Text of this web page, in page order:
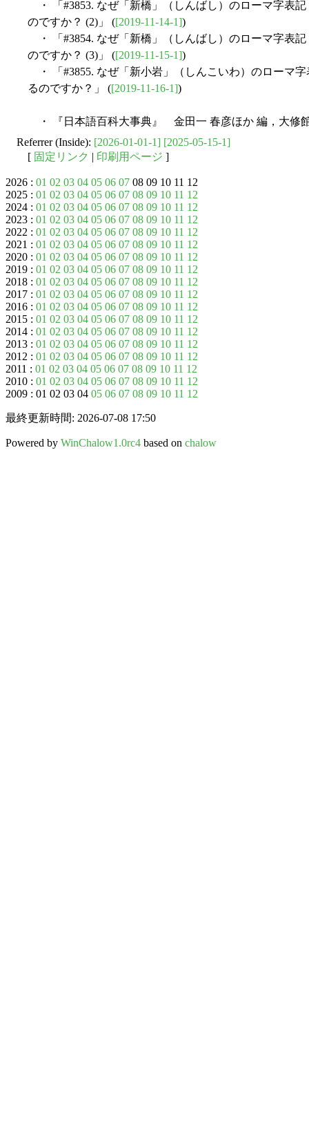
・ 「#3853. なぜ「新橋」（しんばし）のローマ字表記
のですか？ (2)」 ([2019-11-14-1])
・ 「#3854. なぜ「新橋」（しんばし）のローマ字表記
のですか？ (3)」 ([2019-11-15-1])
・ 「#3855. なぜ「新小岩」（しんこいわ）のローマ
るのですか？」 ([2019-11-16-1])
・ 『日本語百科大事典』 金田一 春彦ほか 編，大修
Referrer (Inside): [2026-01-01-1] [2025-05-15-1]
[ 固定リンク | 印刷用ページ ]
2026 : 01 02 03 04 05 06 07 08 09 10 11 12
2025 : 01 02 03 04 05 06 07 08 09 10 11 12
2024 : 01 02 03 04 05 06 07 08 09 10 11 12
2023 : 01 02 03 04 05 06 07 08 09 10 11 12
2022 : 01 02 03 04 05 06 07 08 09 10 11 12
2021 : 01 02 03 04 05 06 07 08 09 10 11 12
2020 : 01 02 03 04 05 06 07 08 09 10 11 12
2019 : 01 02 03 04 05 06 07 08 09 10 11 12
2018 : 01 02 03 04 05 06 07 08 09 10 11 12
2017 : 01 02 03 04 05 06 07 08 09 10 11 12
2016 : 01 02 03 04 05 06 07 08 09 10 11 12
2015 : 01 02 03 04 05 06 07 08 09 10 11 12
2014 : 01 02 03 04 05 06 07 08 09 10 11 12
2013 : 01 02 03 04 05 06 07 08 09 10 11 12
2012 : 01 02 03 04 05 06 07 08 09 10 11 12
2011 : 01 02 03 04 05 06 07 08 09 10 11 12
2010 : 01 02 03 04 05 06 07 08 09 10 11 12
2009 : 01 02 03 04 05 06 07 08 09 10 11 12
最終更新時間: 2026-07-08 17:50
Powered by WinChalow1.0rc4 based on chalow